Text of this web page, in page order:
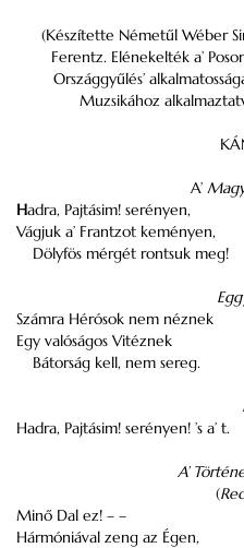
(Készítette Németűl Wéber
Ferentz. Elénekelték a’
Országgyűlés’
Muzsikához
A’
Hadra, Pajtásim! serényen,
Vágjuk a’ Frantzot keményen,
Dölyfös mérgét rontsuk meg!
Számra Hérósok nem néznek
Egy valóságos Vitéznek
Bátorság kell, nem sereg.
Hadra, Pajtásim! serényen! ’s a’ t.
A’
(
Minő Dal ez! – –
Hármóniával zeng az Égen,